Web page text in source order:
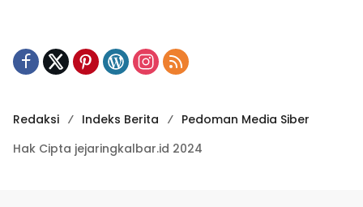
Redaksi Indeks Berita
Pedoman Media Siber
Hak Cipta jejaringkalbar.id 2024